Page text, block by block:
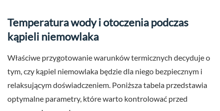
Temperatura wody i otoczenia podczas
kąpieli niemowlaka
Właściwe przygotowanie warunków termicznych decyduje o
tym, czy kąpiel niemowlaka będzie dla niego bezpiecznym i
relaksującym doświadczeniem. Poniższa tabela przedstawia
optymalne parametry, które warto kontrolować przed